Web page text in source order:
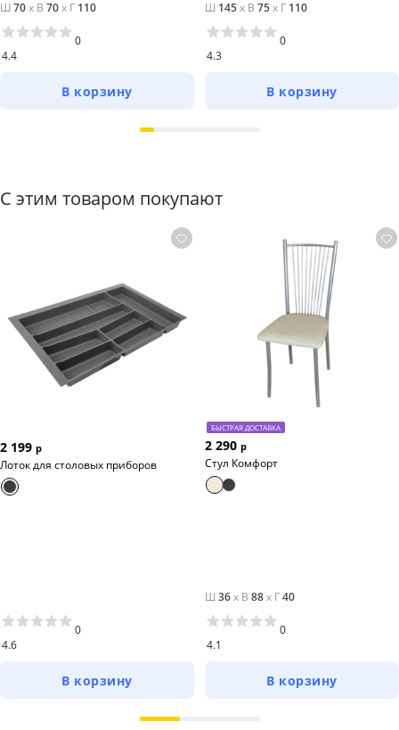
Ш 70x В 70x Г 110
4.4
0
В корзину
Ш 145x В 75x Г 110
4.3
0
В корзину
С этим товаром покупают
2 199 р
Лоток для столовых приборов
4.6
0
В корзину
БЫСТРАЯ ДОСТАВКА
2 290 р
Стул Комфорт
Ш 36x В 88x Г40
4.1
0
В корзину